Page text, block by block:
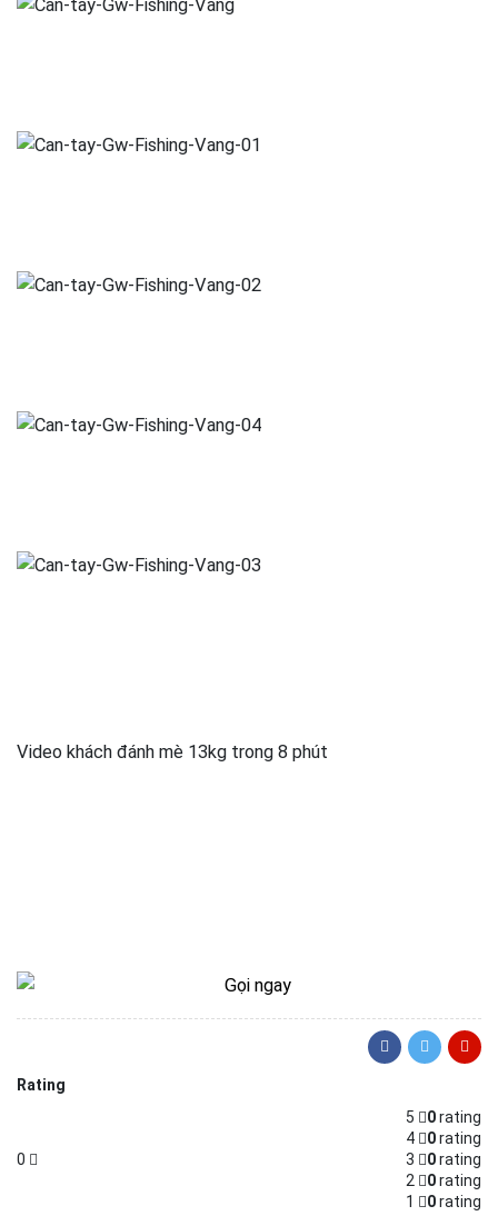
Video khách đánh mè 13kg trong 8 phút
Rating
0
5 0rating
4
0rating
3
0rating
2
0rating
1
0rating